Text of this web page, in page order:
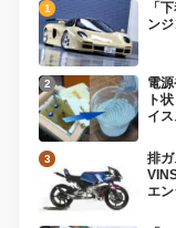
「
ン
電
ト
イ
排ガ
エ